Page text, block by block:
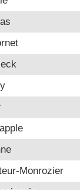
Monrozier